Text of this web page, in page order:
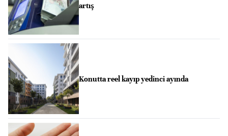
artış
Konutta reel kayıp yedinci ayında